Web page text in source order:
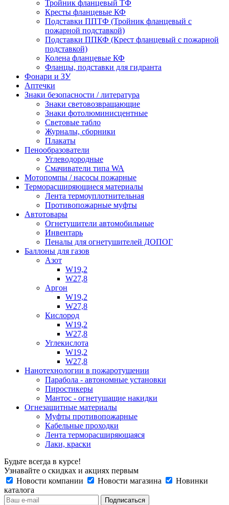
Тройник фланцевый ТФ
Кресты фланцевые КФ
Подставки ППТФ (Тройник фланцевый с
пожарной подставкой)
Подставки ППКФ (Крест фланцевый с пожарной
подставкой)
Колена фланцевые КФ
Фланцы, подставки для гидранта
Фонари и ЗУ
Аптечки
Знаки безопасности / литература
Знаки световозвращающие
Знаки фотолюминисцентные
Световые табло
Журналы, сборники
Плакаты
Пенообразователи
Углеводородные
Смачиватели типа WA
Мотопомпы / насосы пожарные
Терморасширяющиеся материалы
Лента термоуплотнительная
Противопожарные муфты
Автотовары
Огнетушители автомобильные
Инвентарь
Пеналы для огнетушителей ДОПОГ
Баллоны для газов
Азот
W19,2
W27,8
Аргон
W19,2
W27,8
Кислород
W19,2
W27,8
Углекислота
W19,2
W27,8
Нанотехнологии в пожаротушении
Парабола - автономные установки
Пиростикеры
Мантос - огнетушащие накидки
Огнезащитные материалы
Муфты противопожарные
Кабельные проходки
Лента терморасширяющаяся
Лаки, краски
Будьте всегда в курсе!
Узнавайте о скидках и акциях первым
Новости компании
Новости магазина
Новинки
каталога